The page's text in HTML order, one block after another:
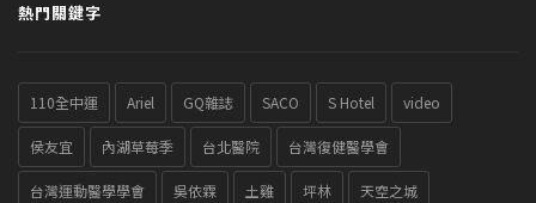
熱門關鍵字
110全中運 Ariel GQ雜誌 SACO S Hotel video
侯友宜 內湖草莓季 台北醫院 台灣復健醫學會
台灣運動醫學學會 吳依霖 土雞 坪林 天空之城